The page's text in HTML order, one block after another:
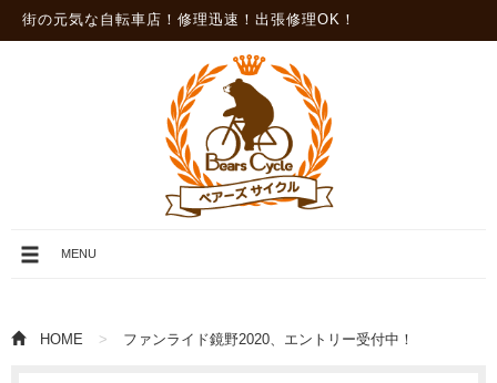
街の元気な自転車店！修理迅速！出張修理OK！
メ
を
MENU
HOME ファンライド鏡野2020、エントリー受付中！